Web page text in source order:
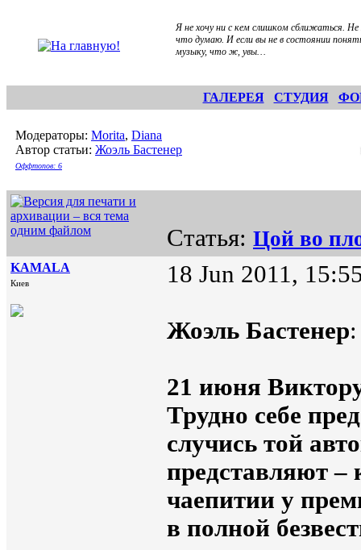
Я не хочу ни с кем слишком сближаться.
что думаю. И если вы не в состоянии
музыку, что ж, увы…
ГАЛЕРЕЯ СТУДИЯ
Модераторы: Morita, Diana
Автор статьи: Жоэль Бастенер
Оффтопов: 6
Статья: Цой во
KAMALA
Киев 18 Jun 2011,
Жоэль Бастенер
21 июня
Трудно себе
случись той
представляют –
чаепитии у
в полной